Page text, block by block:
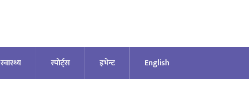
स्वास्थ्य स्पोर्ट्स इभेन्ट English